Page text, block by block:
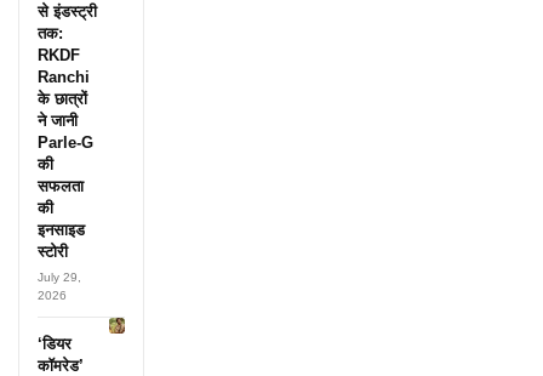
से इंडस्ट्री
तक:
RKDF
Ranchi
के छात्रों
ने जानी
Parle-G
की
सफलता
की
इनसाइड
स्टोरी
July 29,
2026
‘डियर
कॉमरेड’